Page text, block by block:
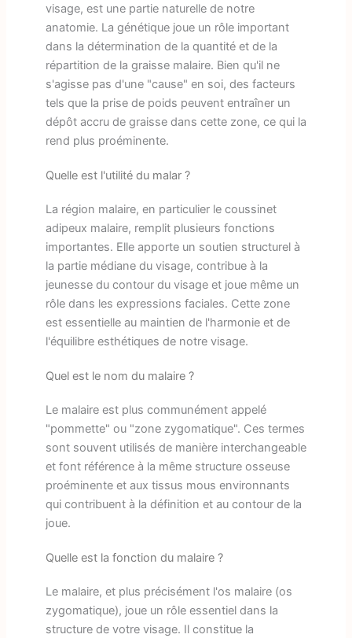
visage, est une partie naturelle de notre
anatomie. La génétique joue un rôle important
dans la détermination de la quantité et de la
répartition de la graisse malaire. Bien qu'il ne
s'agisse pas d'une "cause" en soi, des facteurs
tels que la prise de poids peuvent entraîner un
dépôt accru de graisse dans cette zone, ce qui la
rend plus proéminente.
Quelle est l'utilité du malar ?
La région malaire, en particulier le coussinet
adipeux malaire, remplit plusieurs fonctions
importantes. Elle apporte un soutien structurel à
la partie médiane du visage, contribue à la
jeunesse du contour du visage et joue même un
rôle dans les expressions faciales. Cette zone
est essentielle au maintien de l'harmonie et de
l'équilibre esthétiques de notre visage.
Quel est le nom du malaire ?
Le malaire est plus communément appelé
"pommette" ou "zone zygomatique". Ces termes
sont souvent utilisés de manière interchangeable
et font référence à la même structure osseuse
proéminente et aux tissus mous environnants
qui contribuent à la définition et au contour de la
joue.
Quelle est la fonction du malaire ?
Le malaire, et plus précisément l'os malaire (os
zygomatique), joue un rôle essentiel dans la
structure de votre visage. Il constitue la